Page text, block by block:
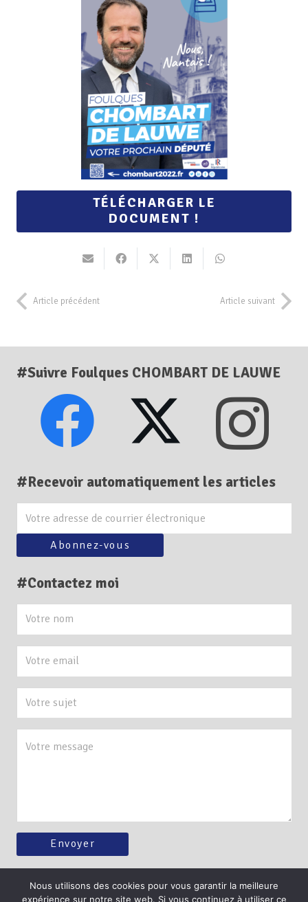
TÉLÉCHARGER LE
DOCUMENT !
Article précédent Article suivant
#Suivre Foulques CHOMBART DE LAUWE
#Recevoir automatiquement les articles
#Contactez moi
Nous utilisons des cookies pour vous garantir la meilleure
expérience sur notre site web. Si vous continuez à utiliser ce